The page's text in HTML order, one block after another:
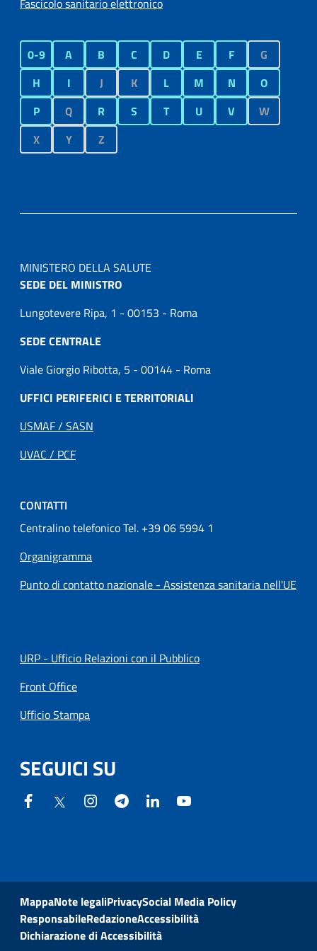
0-9 A B C D E F
G
H
I J K L M N
O
P
Q R S T U V
W
X
Y Z
MINISTERO DELLA SALUTE
SEDE DEL MINISTRO
Lungotevere Ripa, 1 - 00153 - Roma
SEDE CENTRALE
Viale Giorgio Ribotta, 5 - 00144 - Roma
UFFICI PERIFERICI E TERRITORIALI
USMAF / SASN
UVAC / PCF
CONTATTI
Centralino telefonico Tel. +39 06 5994 1
Organigramma
Punto di contatto nazionale - Assistenza sanitaria nell'UE
URP - Ufficio Relazioni con il Pubblico
Front Office
Ufficio Stampa
SEGUICI SU
MappaNote legaliPrivacySocial Media Policy
ResponsabileRedazioneAccessibilità
Dichiarazione di Accessibilità